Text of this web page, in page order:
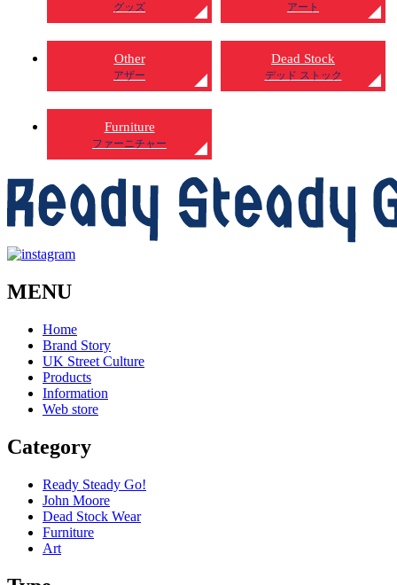
グッズ アート
Other
アザー
Dead Stock
デッド ストック
Furniture
ファーニチャー
MENU
Home
Brand Story
UK Street Culture
Products
Information
Web store
Category
Ready Steady Go!
John Moore
Dead Stock Wear
Furniture
Art